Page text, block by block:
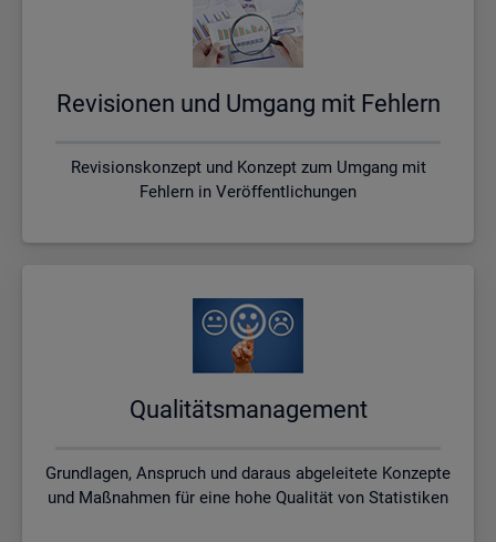
Re­vi­sio­nen und Um­gang mit Feh­lern
Revisionskonzept und Konzept zum Umgang mit
Fehlern in Veröffentlichungen
Qua­li­täts­ma­nage­ment
Grundlagen, Anspruch und daraus abgeleitete Konzepte
und Maßnahmen für eine hohe Qualität von Statistiken